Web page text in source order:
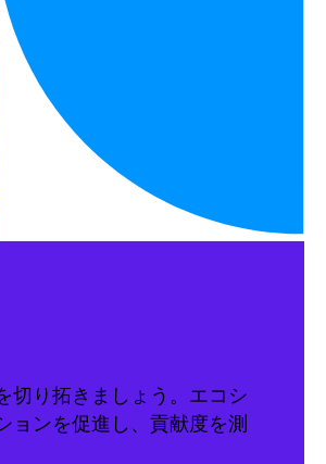
切り拓きましょう。エコシ
ョンを促進し、貢献度を測